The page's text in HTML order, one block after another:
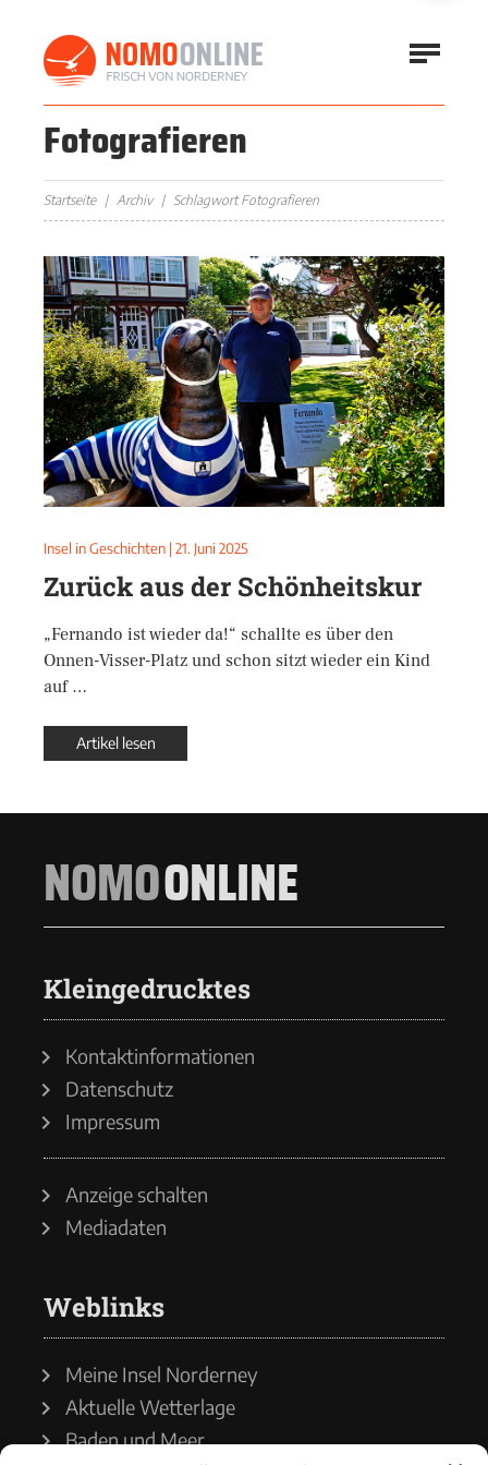
Fotografieren
Startseite Archiv Schlagwort Fotografieren
Insel in Geschichten | 21. Juni 2025
Zurück aus der Schönheitskur
„Fernando ist wieder da!“ schallte es über den
Onnen-Visser-Platz und schon sitzt wieder ein Kind
auf …
Artikel lesen
NOMOONLINE
Kleingedrucktes
Kontaktinformationen
Datenschutz
Impressum
Anzeige schalten
Mediadaten
Weblinks
Meine Insel Norderney
Aktuelle Wetterlage
Baden und Meer